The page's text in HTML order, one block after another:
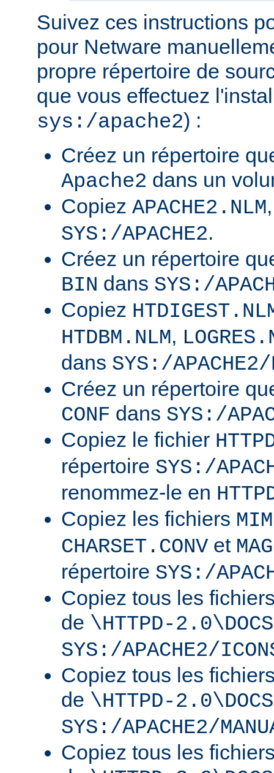
Suivez ces instructions
pour Netware
propre répertoire de
que vous effectuez
sys:/apache2) :
Créez un répertoire
Apache2 dans un
Copiez APACHE2.NLM
SYS:/APACHE2.
Créez un répertoire
BIN dans SYS:/
Copiez
HTDBM.NLM,
dans SYS:/
Créez un répertoire
CONF dans SYS:/
Copiez le fichier
répertoire SYS:/
renommez-le en
Copiez les fichiers
CHARSET.CONV et
répertoire SYS:/
Copiez tous les
de \HTTPD-
SYS:/APACHE2/
Copiez tous les
de \HTTPD-
SYS:/APACHE2/
Copiez tous les